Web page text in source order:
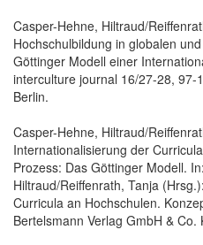
Casper-Hehne, Hiltraud/
Hochschulbildung in globalen
Göttinger Modell einer
interculture journal 16/27-28, 97-
Berlin.
Casper-Hehne, Hiltraud/
Internationalisierung der
Prozess: Das Göttinger Modell.
Hiltraud/Reiffenrath, Tanja
Curricula an Hochschulen.
Bertelsmann Verlag GmbH & Co.